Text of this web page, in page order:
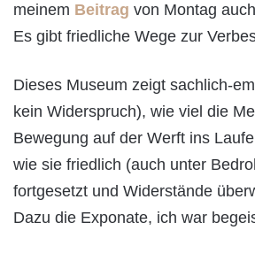
meinem Beitrag von Montag
Es gibt friedliche Wege zur
Dieses Museum zeigt sachlich-
kein Widerspruch), wie viel die
Bewegung auf der Werft ins
wie sie friedlich (auch unter
fortgesetzt und Widerstände
Dazu die Exponate, ich war